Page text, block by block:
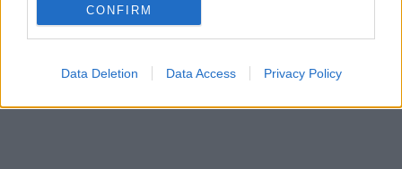
CONFIRM
Data Deletion Data Access Privacy Policy